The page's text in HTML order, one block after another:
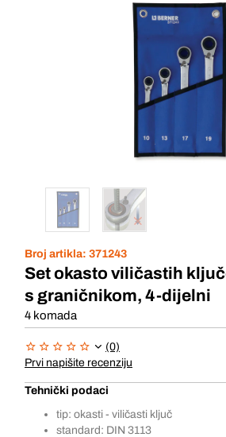
Broj artikla: 371243
Set okasto viličastih
s graničnikom, 4-dijelni
4 komada
(0)
Prvi napišite recenziju
Tehnički podaci
tip: okasti - viličasti ključ
standard: DIN 3113